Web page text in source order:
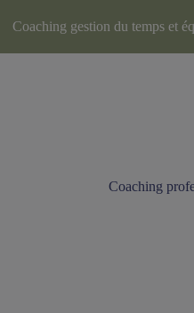
Coaching gestion du temps et
Coaching